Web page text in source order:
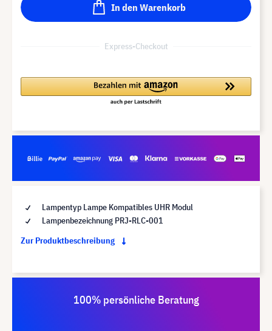
In den Warenkorb
Express-Checkout
Lampentyp Lampe Kompatibles UHR Modul
Lampenbezeichnung PRJ-RLC-001
Zur Produktbeschreibung
100% persönliche Beratung